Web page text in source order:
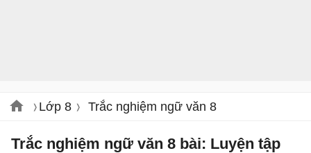
Lớp 8 Trắc nghiệm ngữ văn 8
Trắc nghiệm ngữ văn 8 bài: Luyện tập